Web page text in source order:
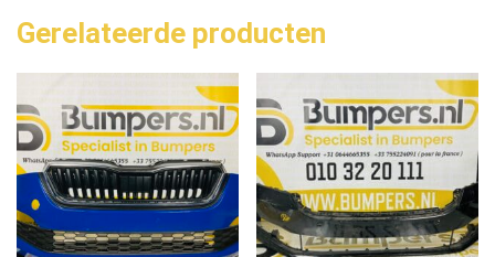
Gerelateerde producten